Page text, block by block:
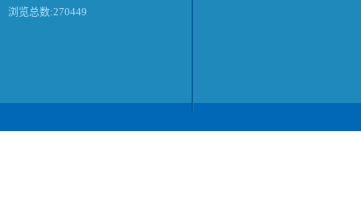
浏览总数:270449